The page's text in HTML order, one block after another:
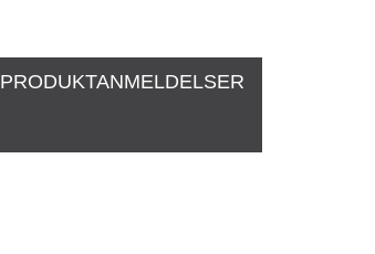
PRODUKTANMELDELSER